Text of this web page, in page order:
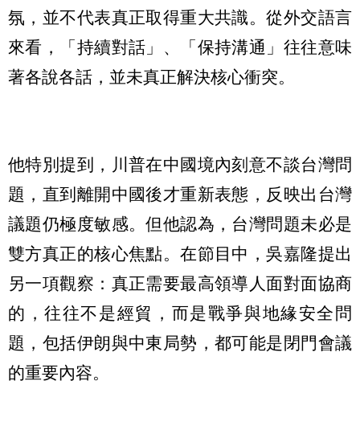
氛，並不代表真正取得重大共識。從外交語言
來看，「持續對話」、「保持溝通」往往意味
著各說各話，並未真正解決核心衝突。
他特別提到，川普在中國境內刻意不談台灣問
題，直到離開中國後才重新表態，反映出台灣
議題仍極度敏感。但他認為，台灣問題未必是
雙方真正的核心焦點。在節目中，吳嘉隆提出
另一項觀察：真正需要最高領導人面對面協商
的，往往不是經貿，而是戰爭與地緣安全問
題，包括伊朗與中東局勢，都可能是閉門會議
的重要內容。